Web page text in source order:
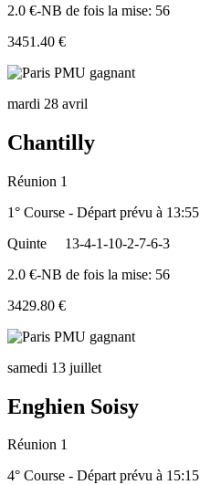
2.0 €-NB de fois la mise: 56
3451.40 €
mardi 28 avril
Chantilly
Réunion 1
1° Course - Départ prévu à 13:55
Quinte
13-4-1-10-2-7-6-3
2.0 €-NB de fois la mise: 56
3429.80 €
samedi 13 juillet
Enghien Soisy
Réunion 1
4° Course - Départ prévu à 15:15